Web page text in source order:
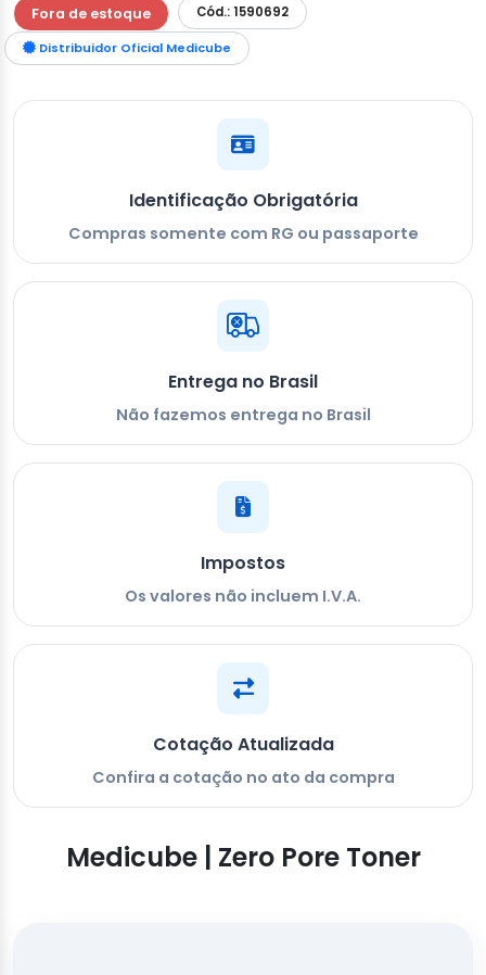
Fora de estoque Cód.: 1590692
Distribuidor Oficial Medicube
Identificação Obrigatória
Compras somente com RG ou passaporte
Entrega no Brasil
Não fazemos entrega no Brasil
Impostos
Os valores não incluem I.V.A.
Cotação Atualizada
Confira a cotação no ato da compra
Medicube | Zero Pore Toner